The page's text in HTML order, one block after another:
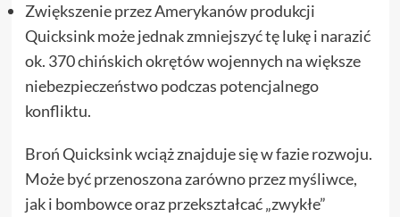
Zwiększenie przez Amerykanów produkcji
Quicksink może jednak zmniejszyć tę lukę i narazić
ok. 370 chińskich okrętów wojennych na większe
niebezpieczeństwo podczas potencjalnego
konfliktu.
Broń Quicksink wciąż znajduje się w fazie rozwoju.
Może być przenoszona zarówno przez myśliwce,
jak i bombowce oraz przekształcać „zwykłe”